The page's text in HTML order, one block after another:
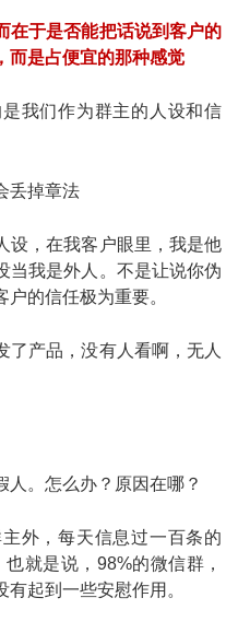
在于是否能把话说到客户的
而是占便宜的那种感觉
我们作为群主的人设和信
丢掉章法
设，在我客户眼里，我是他
当我是外人。不是让说你伪
的信任极为重要。
了产品，没有人看啊，无人
人。怎么办？原因在哪？
外，每天信息过一百条的
就是说，98%的微信群，
起到一些安慰作用。